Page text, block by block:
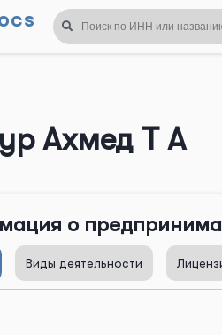
Ахмед Т А
о
Виды деятельности